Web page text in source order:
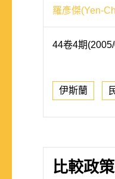
羅彥傑(Yen-
44卷4期
伊斯蘭
比較政